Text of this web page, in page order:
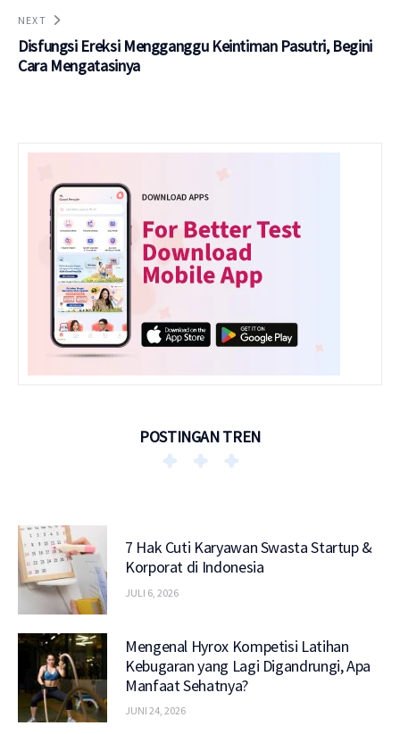
NEXT
Disfungsi Ereksi Mengganggu Keintiman Pasutri, Begini
Cara Mengatasinya
POSTINGAN TREN
7 Hak Cuti Karyawan Swasta Startup &
Korporat di Indonesia
JULI 6, 2026
Mengenal Hyrox Kompetisi Latihan
Kebugaran yang Lagi Digandrungi, Apa
Manfaat Sehatnya?
JUNI 24, 2026